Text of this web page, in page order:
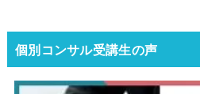
個別コンサル受講生の声